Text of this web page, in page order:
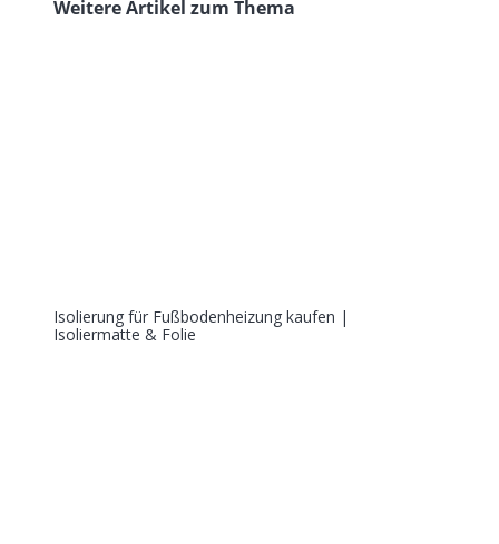
Weitere Artikel zum Thema
Isolierung für Fußbodenheizung kaufen |
Isoliermatte & Folie